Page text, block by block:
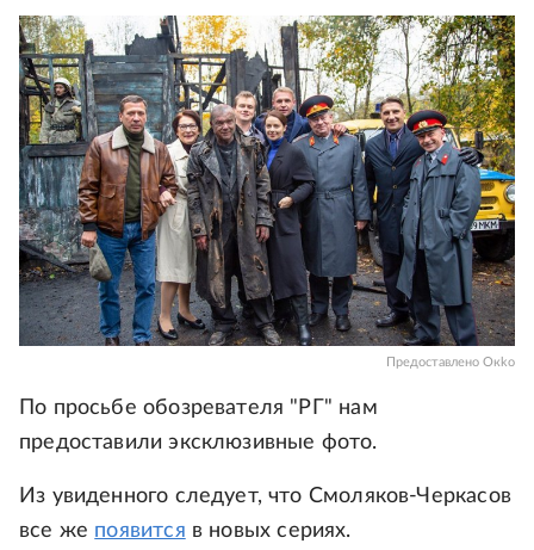
Предоставлено Окko
По просьбе обозревателя "РГ" нам
предоставили эксклюзивные фото.
Из увиденного следует, что Смоляков-Черкасов
все же появится в новых сериях.